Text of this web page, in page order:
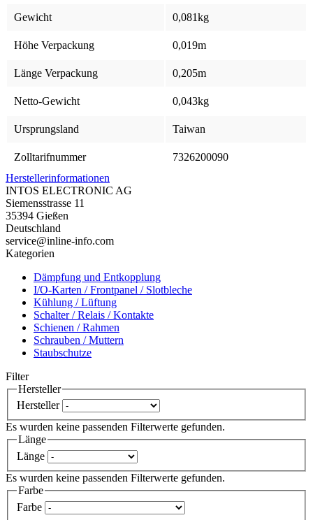
Gewicht 0,081kg
Höhe Verpackung 0,019m
Länge Verpackung 0,205m
Netto-Gewicht 0,043kg
Ursprungsland Taiwan
Zolltarifnummer
7326200090
Herstellerinformationen
INTOS ELECTRONIC AG
Siemensstrasse 11
35394 Gießen
Deutschland
service@inline-info.com
Kategorien
Dämpfung und Entkopplung
I/O-Karten / Frontpanel / Slotbleche
Kühlung / Lüftung
Schalter / Relais / Kontakte
Schienen / Rahmen
Schrauben / Muttern
Staubschutze
Filter
Hersteller
Hersteller
Es wurden keine passenden Filterwerte gefunden.
Länge
Länge
Es wurden keine passenden Filterwerte gefunden.
Farbe
Farbe